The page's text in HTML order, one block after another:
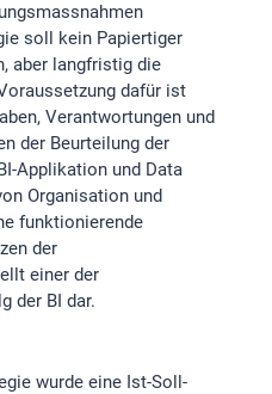
soll kein Papiertiger
aber langfristig die
dafür ist
Verantwortungen und
der Beurteilung der
Applikation und Data
Organisation und
funktionierende
der
einer der
der BI dar.
wurde eine Ist-Soll-